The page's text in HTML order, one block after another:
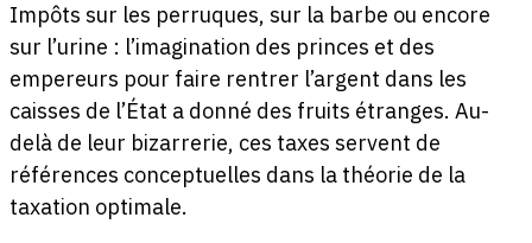
Impôts sur les perruques, sur la barbe ou encore
sur l’urine : l’imagination des princes et des
empereurs pour faire rentrer l’argent dans les
caisses de l’État a donné des fruits étranges. Au-
delà de leur bizarrerie, ces taxes servent de
références conceptuelles dans la théorie de la
taxation optimale.